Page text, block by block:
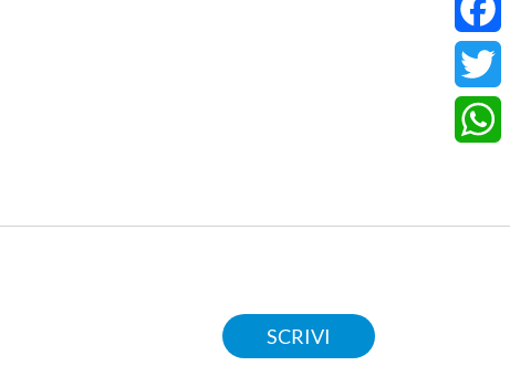
Massimo Bianconcini e Francesco
pensata per coinvolgere grandi e
una causa nobile.
SCRIVI